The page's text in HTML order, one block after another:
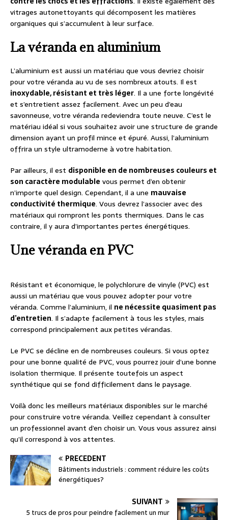
vitrages autonettoyants qui décomposent les matières
organiques qui s’accumulent à leur surface.
La véranda en aluminium
L’aluminium est aussi un matériau que vous devriez choisir
pour votre véranda au vu de ses nombreux atouts. Il est
inoxydable, résistant et très léger. Il a une forte longévité
et s’entretient assez facilement. Avec un peu d’eau
savonneuse, votre véranda redeviendra toute neuve. C’est le
matériau idéal si vous souhaitez avoir une structure de grande
dimension ayant un profil mince et épuré. Aussi, l’aluminium
offrira un style ultramoderne à votre habitation.
Par ailleurs, il est disponible en de nombreuses couleurs et
son caractère modulable vous permet d’en obtenir
n’importe quel design. Cependant, il a une mauvaise
conductivité thermique. Vous devrez l’associer avec des
matériaux qui rompront les ponts thermiques. Dans le cas
contraire, il y aura d’importantes pertes énergétiques.
Une véranda en PVC
Résistant et économique, le polychlorure de vinyle (PVC) est
aussi un matériau que vous pouvez adopter pour votre
véranda. Comme l’aluminium, il ne nécessite quasiment pas
d’entretien. Il s’adapte facilement à tous les styles, mais
correspond principalement aux petites vérandas.
Le PVC se décline en de nombreuses couleurs. Si vous optez
pour une bonne qualité de PVC, vous pourrez jouir d’une bonne
isolation thermique. Il présente toutefois un aspect
synthétique qui se fond difficilement dans le paysage.
Voilà donc les meilleurs matériaux disponibles sur le marché
pour construire votre véranda. Veillez cependant à consulter
un professionnel avant d’en choisir un. Vous vous assurez ainsi
qu’il correspond à vos attentes.
PRÉCÉDENT
Bâtiments industriels : comment réduire les coûts
énergétiques?
SUIVANT
5 trucs de pros pour peindre facilement un mur